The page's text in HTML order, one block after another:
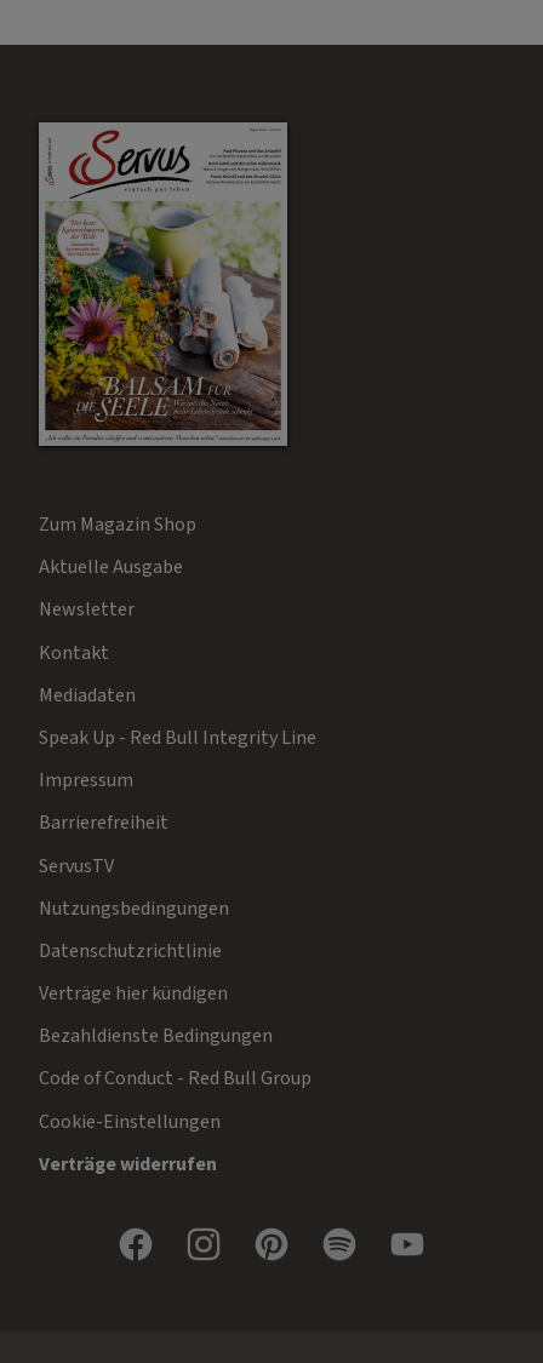
Zum Magazin Shop
Aktuelle Ausgabe
Newsletter
Kontakt
Mediadaten
Speak Up - Red Bull Integrity Line
Impressum
Barrierefreiheit
ServusTV
Nutzungsbedingungen
Datenschutzrichtlinie
Verträge hier kündigen
Bezahldienste Bedingungen
Code of Conduct - Red Bull Group
Cookie-Einstellungen
Verträge widerrufen